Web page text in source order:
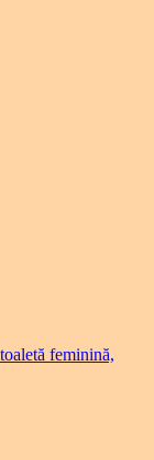
feminină,